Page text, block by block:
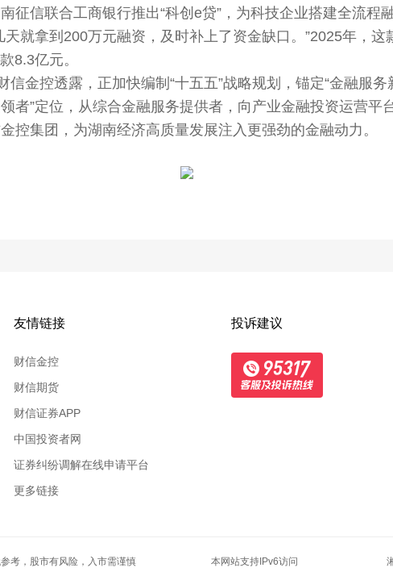
信联合工商银行推出“科创e贷”，为科技企业搭建全流程
就拿到200万元融资，及时补上了资金缺口。”2025年，
8.3亿元。
金控透露，正加快编制“十五五”战略规划，锚定“金融服
者”定位，从综合金融服务提供者，向产业金融投资运营平
控集团，为湖南经济高质量发展注入更强劲的金融动力。
友情链接
财信金控
财信期货
财信证券APP
中国投资者网
证券纠纷调解在线申请平台
更多链接
券交易所
投诉建议
考，股市有风险，入市需谨慎 本网站支持IPv6访问